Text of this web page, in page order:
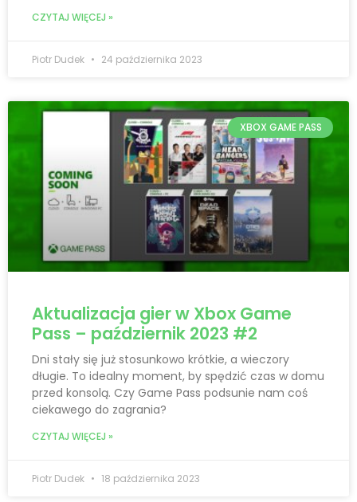
CZYTAJ WIĘCEJ »
Piotr Dudek 24 października 2023
XBOX GAME PASS
Aktualizacja gier w Xbox Game
Pass – październik 2023 #2
Dni stały się już stosunkowo krótkie, a wieczory
długie. To idealny moment, by spędzić czas w domu
przed konsolą. Czy Game Pass podsunie nam coś
ciekawego do zagrania?
CZYTAJ WIĘCEJ »
Piotr Dudek 18 października 2023